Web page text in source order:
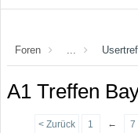
Foren ...
A1 Treffen
< Zurück 1 ← 7